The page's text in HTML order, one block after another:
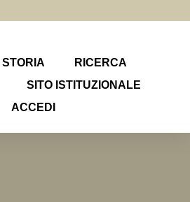
STORIA
RICERCA
SITO ISTITUZIONALE
ACCEDI